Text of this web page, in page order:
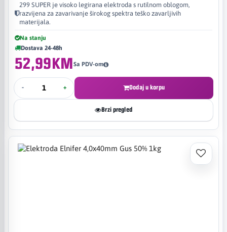
299 SUPER je visoko legirana elektroda s rutilnom oblogom,
razvijena za zavarivanje širokog spektra teško zavarljivih
materijala.
Na stanju
Dostava 24-48h
52,99KMSa PDV-om
- + Dodaj u korpu
Brzi pregled